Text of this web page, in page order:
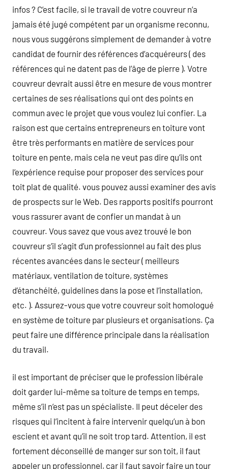
infos ? C’est facile, si le travail de votre couvreur n’a
jamais été jugé compétent par un organisme reconnu,
nous vous suggérons simplement de demander à votre
candidat de fournir des références d’acquéreurs ( des
références qui ne datent pas de l’âge de pierre ). Votre
couvreur devrait aussi être en mesure de vous montrer
certaines de ses réalisations qui ont des points en
commun avec le projet que vous voulez lui confier. La
raison est que certains entrepreneurs en toiture vont
être très performants en matière de services pour
toiture en pente, mais cela ne veut pas dire qu’ils ont
l’expérience requise pour proposer des services pour
toit plat de qualité. vous pouvez aussi examiner des avis
de prospects sur le Web. Des rapports positifs pourront
vous rassurer avant de confier un mandat à un
couvreur. Vous savez que vous avez trouvé le bon
couvreur s’il s’agit d’un professionnel au fait des plus
récentes avancées dans le secteur ( meilleurs
matériaux, ventilation de toiture, systèmes
d’étanchéité, guidelines dans la pose et l’installation,
etc. ). Assurez-vous que votre couvreur soit homologué
en système de toiture par plusieurs et organisations. Ça
peut faire une différence principale dans la réalisation
du travail.
il est important de préciser que le profession libérale
doit garder lui-même sa toiture de temps en temps,
même s’il n’est pas un spécialiste. Il peut déceler des
risques qui l’incitent à faire intervenir quelqu’un à bon
escient et avant qu’il ne soit trop tard. Attention, il est
fortement déconseillé de manger sur son toit, il faut
appeler un professionnel, car il faut savoir faire un tour